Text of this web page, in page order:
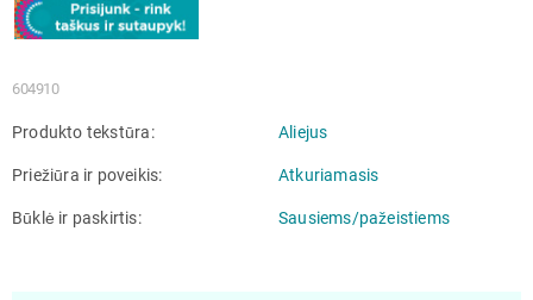
604910
Produkto tekstūra Aliejus
Priežiūra ir poveikis Atkuriamasis
Būklė ir paskirtis Sausiems/pažeistiems